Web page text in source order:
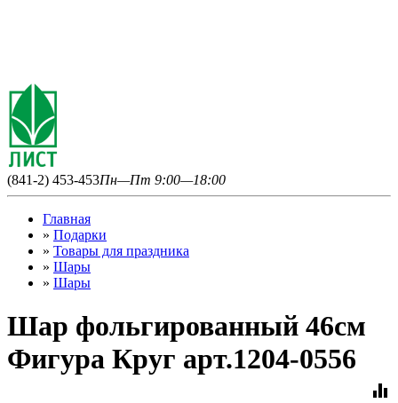
(841-2) 453-453Пн—Пт 9:00—18:00
Главная
» Подарки
» Товары для праздника
» Шары
» Шары
Шар фольгированный 46см
Фигура Круг арт.1204-0556
equalizer